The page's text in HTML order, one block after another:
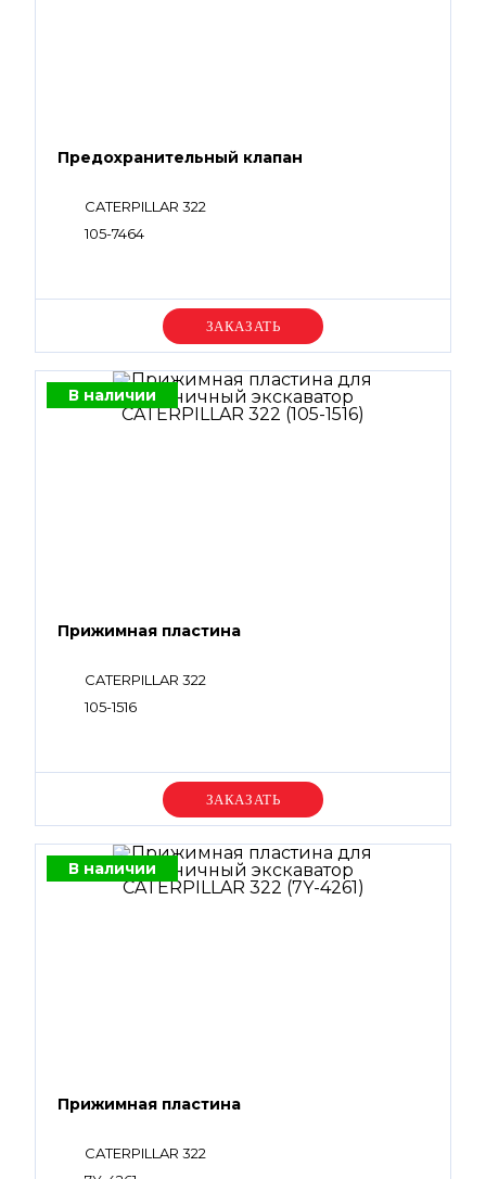
Предохранительный клапан
CATERPILLAR 322
105-7464
Уточняйте цену
В наличии
Прижимная пластина
CATERPILLAR 322
105-1516
Уточняйте цену
В наличии
Прижимная пластина
CATERPILLAR 322